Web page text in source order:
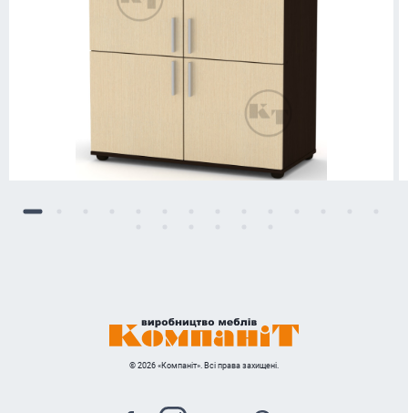
© 2026 «Компаніт». Всі права захищені.